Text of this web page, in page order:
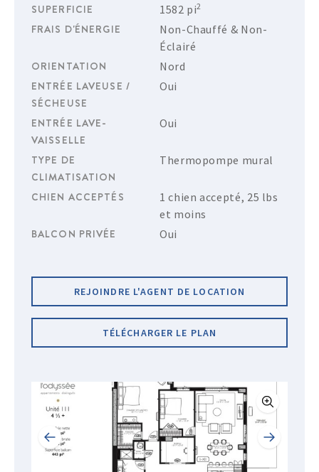
SUPERFICIE
1582 pi2
FRAIS D'ÉNERGIE
Non-Chauffé & Non-
Éclairé
ORIENTATION
Nord
ENTRÉE LAVEUSE /
SÉCHEUSE
Oui
ENTRÉE LAVE-
VAISSELLE
Oui
TYPE DE
CLIMATISATION
Thermopompe mural
CHIEN ACCEPTÉS
1 chien accepté, 25 lbs
et moins
BALCON PRIVÉE
Oui
REJOINDRE L'AGENT DE LOCATION
TÉLÉCHARGER LE PLAN